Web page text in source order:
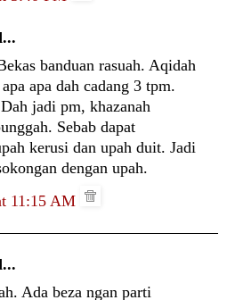
banduan rasuah. Aqidah
apa dah cadang 3 tpm.
jadi pm, khazanah
Sebab dapat
kerusi dan upah duit. Jadi
dengan upah.
11:15 AM
Ada beza ngan parti